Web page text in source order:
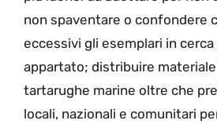
non spaventare o confondere
eccessivi gli esemplari in cerca
appartato; distribuire
tartarughe marine oltre che
locali, nazionali e comunitari